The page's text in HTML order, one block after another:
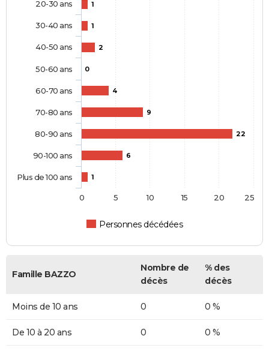
1
1
2
0
4
9
22
6
1
Personnes décédées
20-30 ans
30-40 ans
40-50 ans
50-60 ans
60-70 ans
70-80 ans
80-90 ans
90-100 ans
Plus de 100 ans
0 5 10 15 20 25
Famille BAZZO
Nombre de
décès
% des
décès
Moins de 10 ans 0 0 %
De 10 à 20 ans 0 0 %